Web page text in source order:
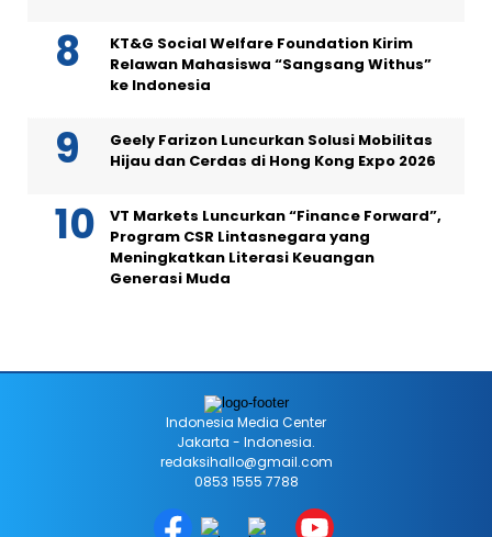
KT&G Social Welfare Foundation Kirim
Relawan Mahasiswa “Sangsang Withus”
ke Indonesia
Geely Farizon Luncurkan Solusi Mobilitas
Hijau dan Cerdas di Hong Kong Expo 2026
VT Markets Luncurkan “Finance Forward”,
Program CSR Lintasnegara yang
Meningkatkan Literasi Keuangan
Generasi Muda
Indonesia Media Center
Jakarta - Indonesia.
redaksihallo@gmail.com
0853 1555 7788